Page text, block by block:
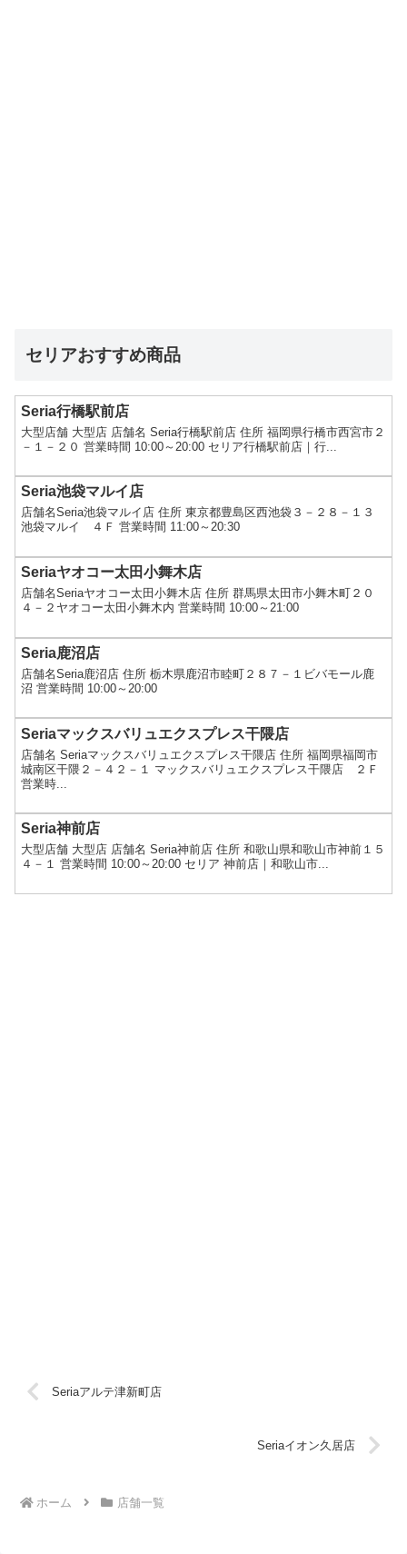
セリアおすすめ商品
Seria行橋駅前店
大型店舗 大型店 店舗名 Seria行橋駅前店 住所 福岡県行橋市西宮市２
－１－２０ 営業時間 10:00～20:00 セリア行橋駅前店｜行...
Seria池袋マルイ店
店舗名Seria池袋マルイ店 住所 東京都豊島区西池袋３－２８－１３
池袋マルイ ４Ｆ 営業時間 11:00～20:30
Seriaヤオコー太田小舞木店
店舗名Seriaヤオコー太田小舞木店 住所 群馬県太田市小舞木町２０
４－２ヤオコー太田小舞木内 営業時間 10:00～21:00
Seria鹿沼店
店舗名Seria鹿沼店 住所 栃木県鹿沼市睦町２８７－１ビバモール鹿
沼 営業時間 10:00～20:00
Seriaマックスバリュエクスプレス干隈店
店舗名 Seriaマックスバリュエクスプレス干隈店 住所 福岡県福岡市
城南区干隈２－４２－１ マックスバリュエクスプレス干隈店 ２Ｆ
営業時...
Seria神前店
大型店舗 大型店 店舗名 Seria神前店 住所 和歌山県和歌山市神前１５
４－１ 営業時間 10:00～20:00 セリア 神前店｜和歌山市...
Seriaアルテ津新町店
Seriaイオン久居店
ホーム 店舗一覧